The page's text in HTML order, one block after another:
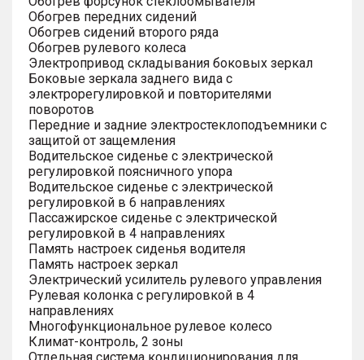
Обогрев передних сидений
Обогрев сидений второго ряда
Обогрев рулевого колеса
Электропривод складывания боковых зеркал
Боковые зеркала заднего вида с
электрорегулировкой и повторителями
поворотов
Передние и задние электростеклоподъемники с
защитой от защемления
Водительское сиденье с электрической
регулировкой поясничного упора
Водительское сиденье с электрической
регулировкой в 6 направлениях
Пассажирское сиденье с электрической
регулировкой в 4 направлениях
Память настроек сиденья водителя
Память настроек зеркал
Электрический усилитель рулевого управления
Рулевая колонка с регулировкой в 4
направлениях
Многофункциональное рулевое колесо
Климат-контроль, 2 зоны
Отдельная система кондиционирования для